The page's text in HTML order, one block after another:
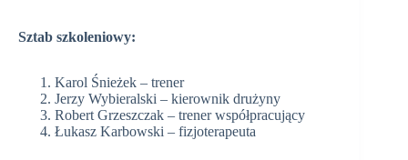
Sztab szkoleniowy:
Karol Śnieżek – trener
Jerzy Wybieralski – kierownik drużyny
Robert Grzeszczak – trener współpracujący
Łukasz Karbowski – fizjoterapeuta